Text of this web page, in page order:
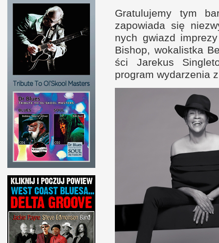
Gratulujemy tym
zapowiada się
nych gwiazd
Bishop, wokalistka
ści Jarekus
program wydarzenia